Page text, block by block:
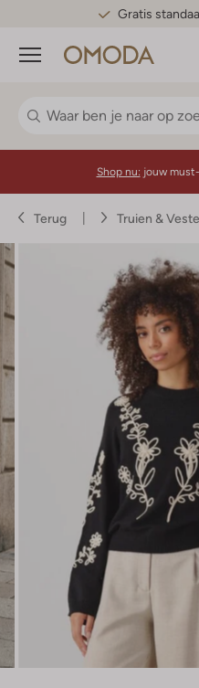
Gratis
Menu
Shop nu: jouw
Terug Truien &